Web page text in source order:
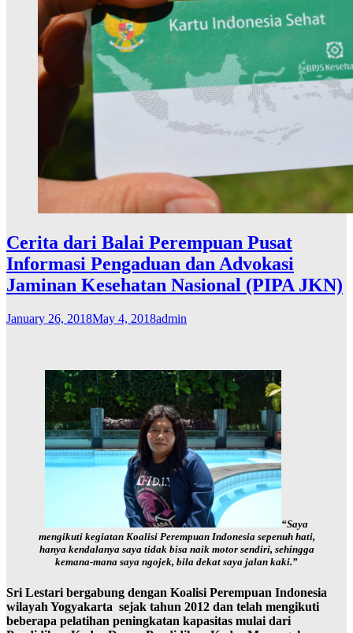
Cerita dari Balai Perempuan Pusat
Informasi Pengaduan dan Advokasi
Jaminan Kesehatan Nasional (PIPA JKN)
January 26, 2018May 4, 2018admin
“Saya
mengikuti kegiatan Koalisi Perempuan Indonesia sepenuh hati,
hanya kendalanya saya tidak bisa naik motor sendiri, sehingga
kemana-mana saya ngojek, bila dekat saya jalan kaki.”
Sri Lestari bergabung dengan Koalisi Perempuan Indonesia
wilayah Yogyakarta sejak tahun 2012 dan telah mengikuti
beberapa pelatihan peningkatan kapasitas mulai dari